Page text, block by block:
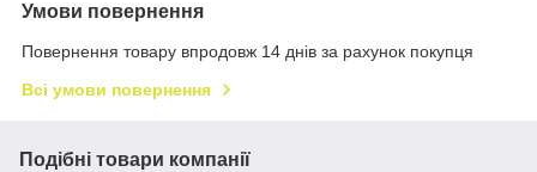
Умови повернення
Повернення товару впродовж 14 днів за рахунок покупця
Всі умови повернення
Подібні товари компанії